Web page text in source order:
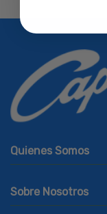
Quienes Somos
Sobre Nosotros